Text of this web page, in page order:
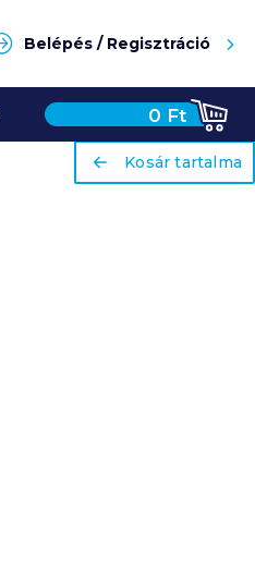
Belépés / Regisztráció
0 Ft
ariaLabel
Kosár tartalma